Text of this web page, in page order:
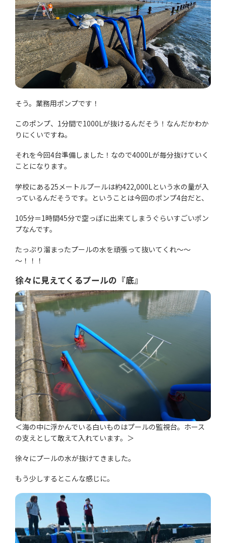
そう。業務用ポンプです！
このポンプ、1分間で1000Lが抜けるんだそう！なんだかわか
りにくいですね。
それを今回4台準備しました！なので4000Lが毎分抜けていく
ことになります。
学校にある25メートルプールは約422,000Lという水の量が入
っているんだそうです。ということは今回のポンプ4台だと、
105分＝1時間45分で空っぽに出来てしまうぐらいすごいポン
プなんです。
たっぷり溜まったプールの水を頑張って抜いてくれ～～
～！！！
徐々に見えてくるプールの『底』
＜海の中に浮かんでいる白いものはプールの監視台。ホース
の支えとして敢えて入れています。＞
徐々にプールの水が抜けてきました。
もう少しするとこんな感じに。